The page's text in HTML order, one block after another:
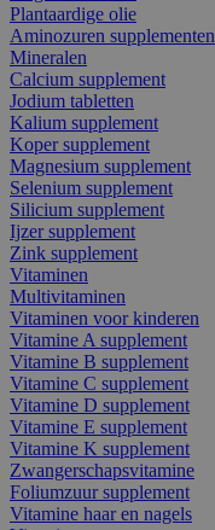
Plantaardige olie
Aminozuren supplementen
Mineralen
Calcium supplement
Jodium tabletten
Kalium supplement
Koper supplement
Magnesium supplement
Selenium supplement
Silicium supplement
Ijzer supplement
Zink supplement
Vitaminen
Multivitaminen
Vitaminen voor kinderen
Vitamine A supplement
Vitamine B supplement
Vitamine C supplement
Vitamine D supplement
Vitamine E supplement
Vitamine K supplement
Zwangerschapsvitamine
Foliumzuur supplement
Vitamine haar en nagels